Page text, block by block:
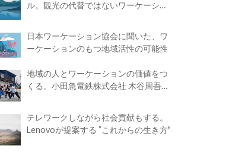
ル。観光の代替ではないワーケーショ
日本ワーケーション協会に聞いた、ワ
ーケーションのもつ地域活性の可能性
地域の人とワーケーションの価値をつ
くる。小田急電鉄株式会社 木谷周吾さ
テレワークしながら社会貢献もする。
Lenovoが提案する ”これからの生き方"